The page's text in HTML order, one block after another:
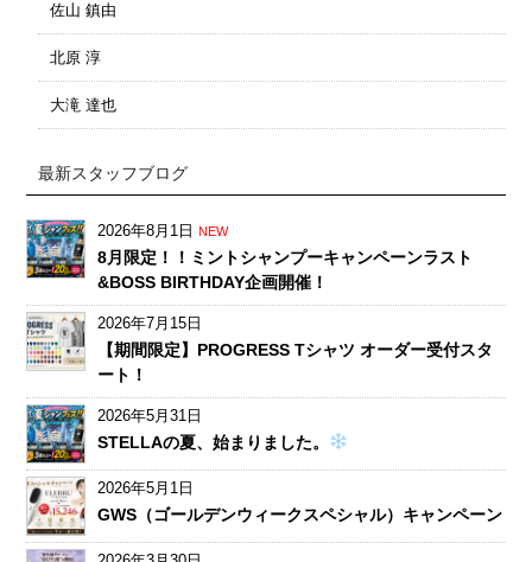
佐山 鎮由
北原 淳
大滝 達也
最新スタッフブログ
2026年8月1日 NEW
8月限定！！ミントシャンプーキャンペーンラスト
&BOSS BIRTHDAY企画開催！
2026年7月15日
【期間限定】PROGRESS Tシャツ オーダー受付スタ
ート！
2026年5月31日
STELLAの夏、始まりました。
2026年5月1日
GWS（ゴールデンウィークスペシャル）キャンペーン